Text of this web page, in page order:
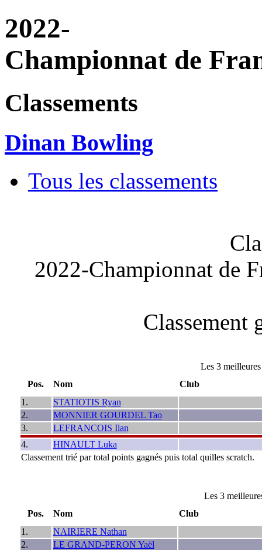
2022-
Championnat de
Classements
Dinan Bowling
Tous les classements
2022-Championnat de
Classement
Les 3
Pos.
Nom
Club
1.
STATIOTIS Ryan
2.
MONNIER GOURDEL Tao
3.
LEFRANCOIS Ilan
4.
HINAULT Luka
Classement trié par total points gagnés puis total quilles scratch.
Les 3
Pos.
Nom
Club
1.
NAIRIERE Nathan
2.
LE GRAND-PERON Yaël